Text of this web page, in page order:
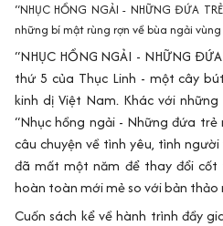
“NHỤC HỒNG NGẢI - NHỮNG ĐỨA
những bí mật rùng rợn về bùa ngải
“NHỤC HỒNG NGẢI - NHỮNG
thứ 5 của Thục Linh - một cây
kinh dị Việt Nam. Khác với
“Nhục hồng ngải - Những đứa
câu chuyện về tình yêu, tình
đã mất một năm để thay đổi
hoàn toàn mới mẻ so với bản thảo
Cuốn sách kể về hành trình đầy